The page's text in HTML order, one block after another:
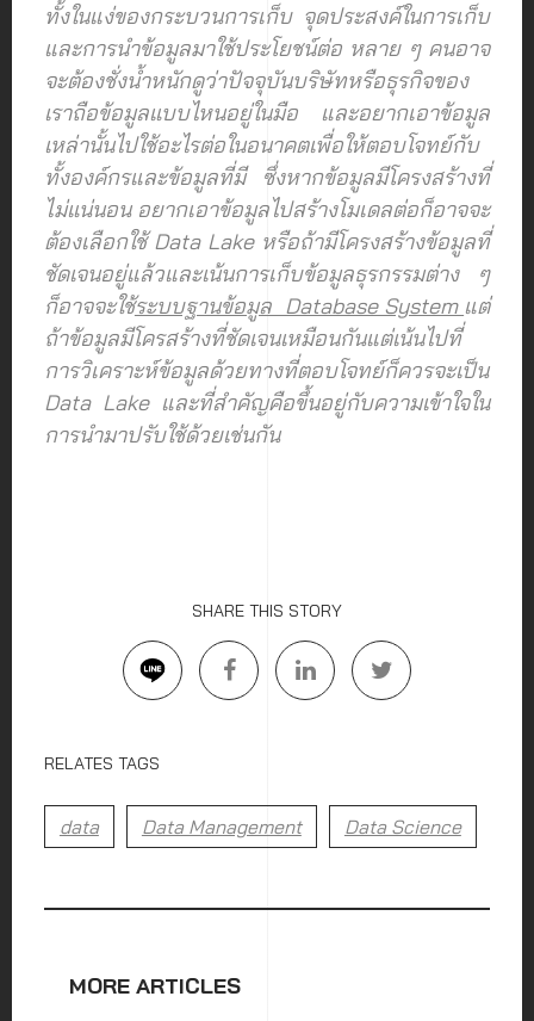
ทั้งในแง่ของกระบวนการเก็บ จุดประสงค์ในการเก็บ
และการนำข้อมูลมาใช้ประโยชน์ต่อ หลาย ๆ คนอาจ
จะต้องชั่งน้ำหนักดูว่าปัจจุบันบริษัทหรือธุรกิจของ
เราถือข้อมูลแบบไหนอยู่ในมือ และอยากเอาข้อมูล
เหล่านั้นไปใช้อะไรต่อในอนาคตเพื่อให้ตอบโจทย์กับ
ทั้งองค์กรและข้อมูลที่มี ซึ่งหากข้อมูลมีโครงสร้างที่
ไม่แน่นอน อยากเอาข้อมูลไปสร้างโมเดลต่อก็อาจจะ
ต้องเลือกใช้ Data Lake หรือถ้ามีโครงสร้างข้อมูลที่
ชัดเจนอยู่แล้วและเน้นการเก็บข้อมูลธุรกรรมต่าง ๆ
ก็อาจจะใช้ระบบฐานข้อมูล Database System แต่
ถ้าข้อมูลมีโครสร้างที่ชัดเจนเหมือนกันแต่เน้นไปที่
การวิเคราะห์ข้อมูลด้วยทางที่ตอบโจทย์ก็ควรจะเป็น
Data Lake และที่สำคัญคือขึ้นอยู่กับความเข้าใจใน
การนำมาปรับใช้ด้วยเช่นกัน
SHARE THIS STORY
RELATES TAGS
data Data Management Data Science
MORE ARTICLES